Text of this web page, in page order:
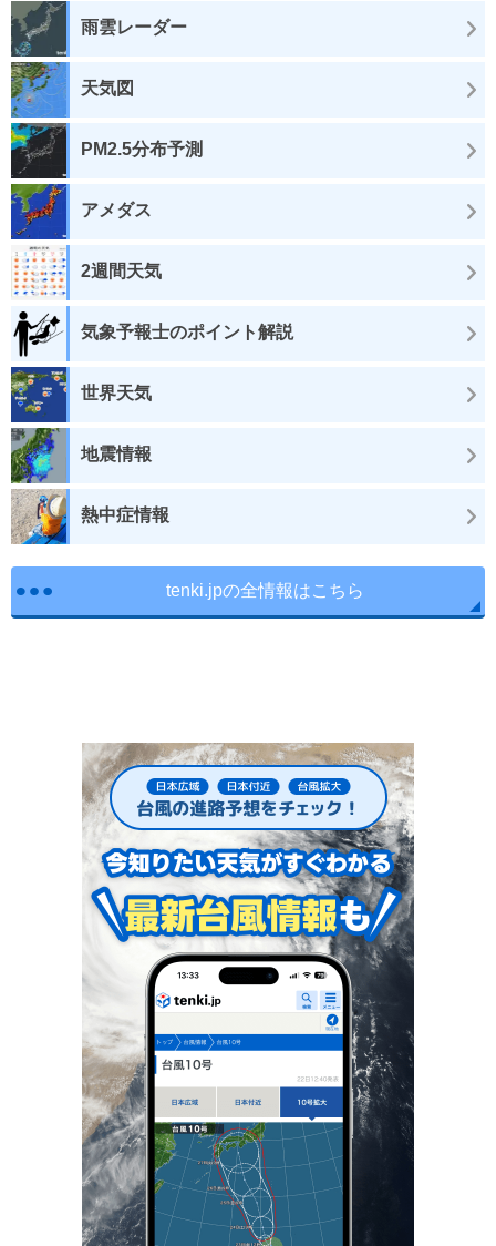
雨雲レーダー
天気図
PM2.5分布予測
アメダス
2週間天気
気象予報士のポイント解説
世界天気
地震情報
熱中症情報
tenki.jpの全情報はこちら